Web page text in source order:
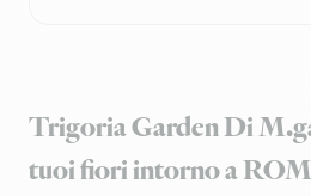
Trigoria Garden Di
tuoi fiori intorno a